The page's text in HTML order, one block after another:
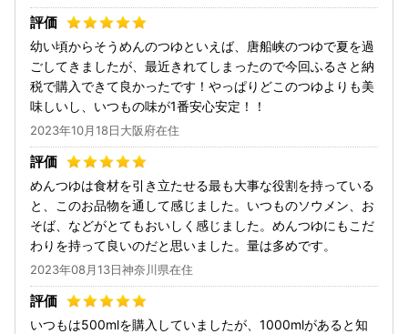
幼い頃からそうめんのつゆといえば、唐船峡のつゆで夏を過
ごしてきましたが、最近きれてしまったので今回ふるさと納
税で購入できて良かったです！やっぱりどこのつゆよりも美
味しいし、いつもの味が1番安心安定！！
2023年10月18日大阪府在住
めんつゆは食材を引き立たせる最も大事な役割を持っている
と、このお品物を通して感じました。いつものソウメン、お
そば、などがとてもおいしく感じました。めんつゆにもこだ
わりを持って良いのだと思いました。量は多めです。
2023年08月13日神奈川県在住
いつもは500mlを購入していましたが、1000mlがあると知